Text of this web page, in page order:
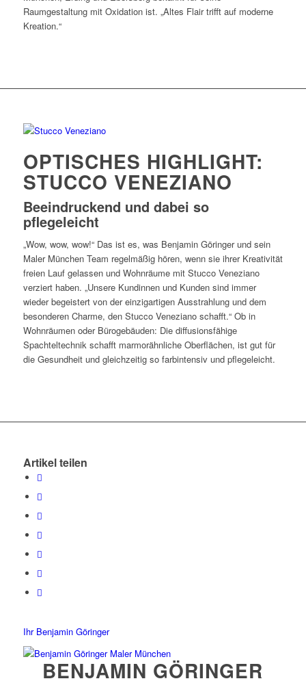
Raumgestaltung mit Oxidation ist. „Altes Flair trifft auf moderne
Kreation.“
OPTISCHES HIGHLIGHT:
STUCCO VENEZIANO
Beeindruckend und dabei so
pflegeleicht
„Wow, wow, wow!“ Das ist es, was Benjamin Göringer und sein
Maler München Team regelmäßig hören, wenn sie ihrer Kreativität
freien Lauf gelassen und Wohnräume mit Stucco Veneziano
verziert haben. „Unsere Kundinnen und Kunden sind immer
wieder begeistert von der einzigartigen Ausstrahlung und dem
besonderen Charme, den Stucco Veneziano schafft.“ Ob in
Wohnräumen oder Bürogebäuden: Die diffusionsfähige
Spachteltechnik schafft marmorähnliche Oberflächen, ist gut für
die Gesundheit und gleichzeitig so farbintensiv und pflegeleicht.
Artikel teilen
Ihr Benjamin Göringer
BENJAMIN GÖRINGER